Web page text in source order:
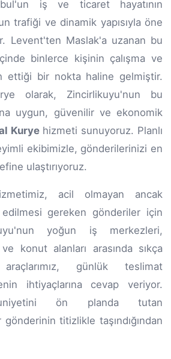
iş ve ticaret hayatının
trafiği ve dinamik yapısıyla öne
Levent'ten Maslak'a uzanan bu
binlerce kişinin çalışma ve
ettiği bir nokta haline gelmiştir.
olarak, Zincirlikuyu'nun bu
uygun, güvenilir ve ekonomik
Kuryehizmeti sunuyoruz. Planlı
ekibimizle, gönderilerinizi en
ulaştırıyoruz.
acil olmayan ancak
edilmesi gereken gönderiler için
yoğun iş merkezleri,
konut alanları arasında sıkça
günlük teslimat
ihtiyaçlarına cevap veriyor.
ön planda tutan
gönderinin titizlikle taşındığından